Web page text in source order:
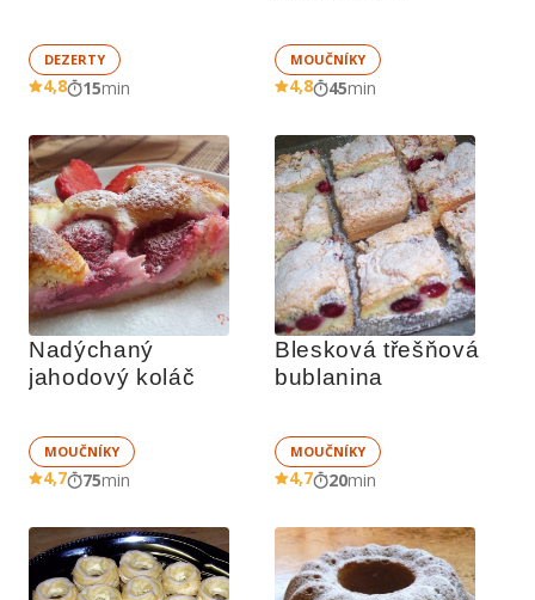
DEZERTY
4,8 15min
MOUČNÍKY
4,8 45min
Nadýchaný
jahodový koláč
MOUČNÍKY
4,7 75min
Blesková třešňová
bublanina
MOUČNÍKY
4,7 20min